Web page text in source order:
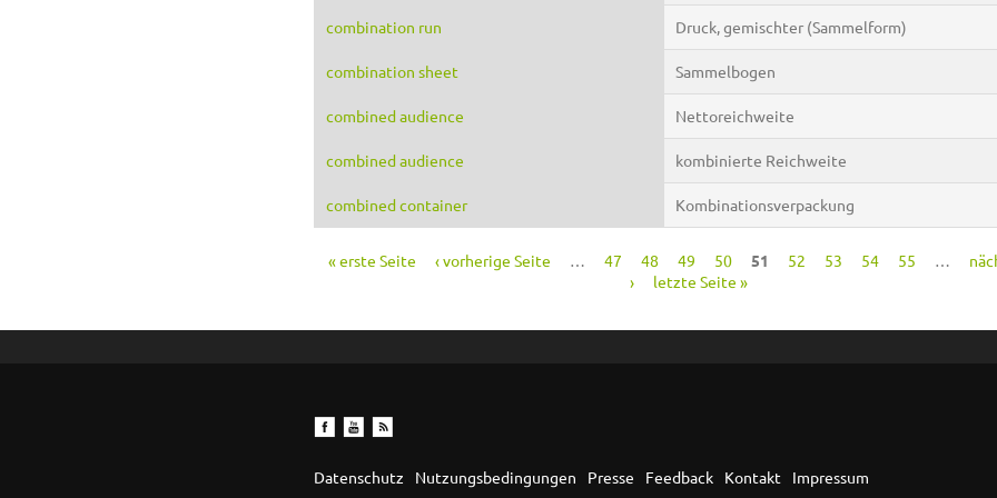
combination run Druck, gemischter (Sammelform)
combination sheet Sammelbogen
combined audience Nettoreichweite
combined audience kombinierte Reichweite
combined container Kombinationsverpackung
« erste Seite ‹ vorherige Seite 47 48 49 50 51 52 53 54 55
›
letzte Seite »
Datenschutz Nutzungsbedingungen Presse Feedback Kontakt Impressum